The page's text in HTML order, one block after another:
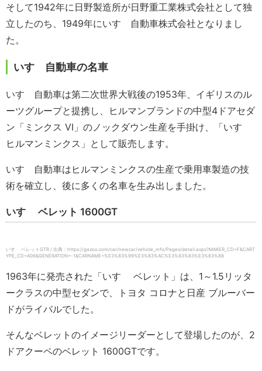
そして1942年に日野製造所が日野重工業株式会社として独
立したのち、1949年にいすゞ自動車株式会社となりまし
た。
いすゞ自動車の名車
いすゞ自動車は第二次世界大戦後の1953年、イギリスのル
ーツグループと提携し、ヒルマンブランドの中型4ドアセダ
ン「ミンクス VI」のノックダウン生産を手掛け、「いすゞ
ヒルマンミンクス」として販売します。
いすゞ自動車はヒルマンミンクスの生産で乗用車製造の技
術を確立し、後に多くの名車を生み出しました。
いすゞ ベレット 1600GT
いすゞ ベレットGTR / 出典：https://gazoo.com/car/newcar/vehicle_info/Pages/detail.aspx?MAKER_CD=F&CART
YPE_CD=A06&GENERATION=-1&CARNAME=%E3%83%99%E3%83%AC%E3%83%83%E3%83%88
1963年に発売された「いすゞ ベレット」は、1～1.5リッタ
ークラスの中型セダンで、トヨタ コロナと日産 ブルーバー
ドがライバルでした。
そんなベレットのイメージリーダーとして登場したのが、2
ドアクーペのベレット 1600GTです。